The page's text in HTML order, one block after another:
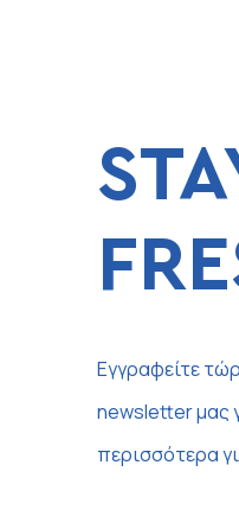
Εγγραφείτε
newsletter μας
περισσότερα